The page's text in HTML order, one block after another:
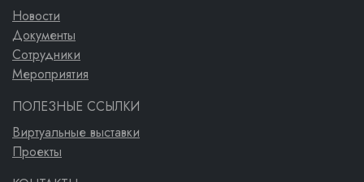
Новости
Документы
Сотрудники
Мероприятия
ПОЛЕЗНЫЕ ССЫЛКИ
Виртуальные выставки
Проекты